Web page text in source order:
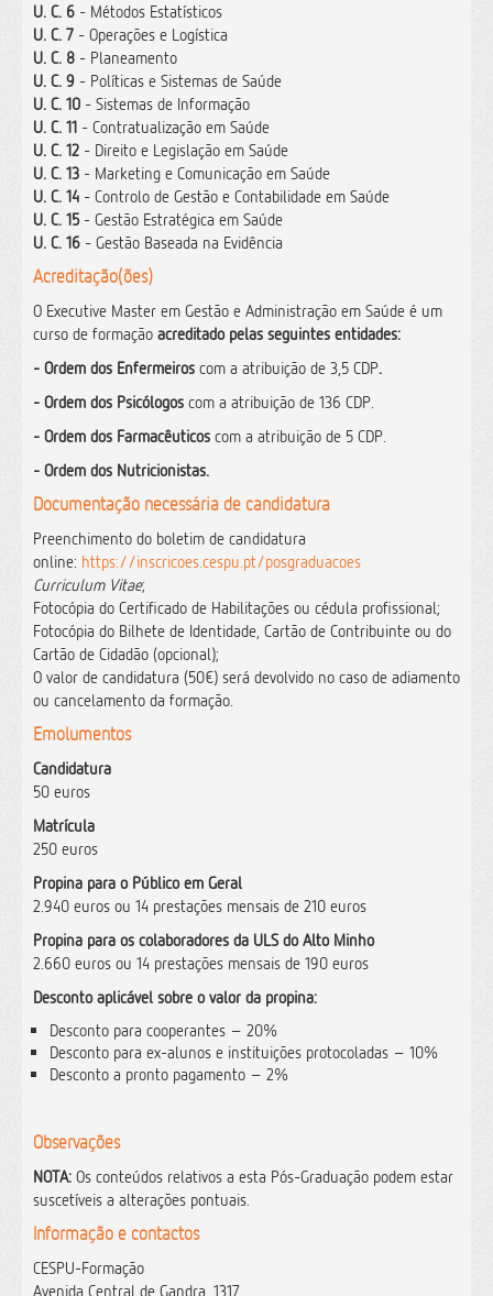
U. C. 6 - Métodos Estatísticos
U. C. 7 - Operações e Logística
U. C. 8 - Planeamento
U. C. 9 - Políticas e Sistemas de Saúde
U. C. 10 - Sistemas de Informação
U. C. 11 - Contratualização em Saúde
U. C. 12 - Direito e Legislação em Saúde
U. C. 13 - Marketing e Comunicação em Saúde
U. C. 14 - Controlo de Gestão e Contabilidade em Saúde
U. C. 15 - Gestão Estratégica em Saúde
U. C. 16 - Gestão Baseada na Evidência
Acreditação(ões)
O Executive Master em Gestão e Administração em Saúde é um
curso de formação acreditado pelas seguintes entidades:
- Ordem dos Enfermeiros com a atribuição de 3,5 CDP.
- Ordem dos Psicólogos com a atribuição de 136 CDP.
- Ordem dos Farmacêuticos com a atribuição de 5 CDP.
- Ordem dos Nutricionistas.
Documentação necessária de candidatura
Preenchimento do boletim de candidatura
online: https://inscricoes.cespu.pt/posgraduacoes
Curriculum Vitae;
Fotocópia do Certificado de Habilitações ou cédula profissional;
Fotocópia do Bilhete de Identidade, Cartão de Contribuinte ou do
Cartão de Cidadão (opcional);
O valor de candidatura (50€) será devolvido no caso de adiamento
ou cancelamento da formação.
Emolumentos
Candidatura
50 euros
Matrícula
250 euros
Propina para o Público em Geral
2.940 euros ou 14 prestações mensais de 210 euros
Propina para os colaboradores da ULS do Alto Minho
2.660 euros ou 14 prestações mensais de 190 euros
Desconto aplicável sobre o valor da propina:
Desconto para cooperantes – 20%
Desconto para ex-alunos e instituições protocoladas – 10%
Desconto a pronto pagamento – 2%
Observações
NOTA: Os conteúdos relativos a esta Pós-Graduação podem estar
suscetíveis a alterações pontuais.
Informação e contactos
CESPU-Formação
Avenida Central de Gandra, 1317